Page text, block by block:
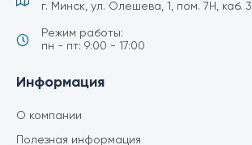
г. Минск, ул. Олешева, 1, пом. 7Н, каб. 3
Режим работы:
пн - пт: 9:00 - 17:00
Информация
О компании
Полезная информация